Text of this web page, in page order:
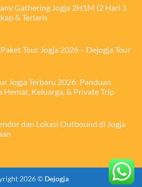
Gathering Jogja 2H1M (2 Hari 1
& Terlaris
Tour Jogja 2026 – Dejogja Tour
Jogja Terbaru 2026: Panduan
Hemat, Keluarga, & Private Trip
dan Lokasi Outbound di Jogja
2026 © Dejogja